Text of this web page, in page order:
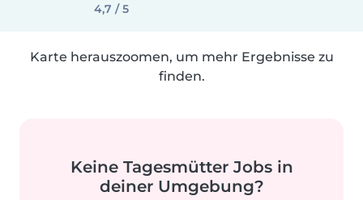
4,7 / 5
Karte herauszoomen, um mehr Ergebnisse zu
finden.
Keine Tagesmütter Jobs in
deiner Umgebung?